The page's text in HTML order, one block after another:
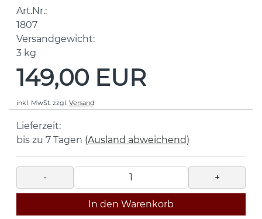
Art.Nr.:
1807
Versandgewicht:
3 kg
149,00 EUR
inkl. MwSt. zzgl. Versand
Lieferzeit:
bis zu 7 Tagen (Ausland abweichend)
- +
In den Warenkorb